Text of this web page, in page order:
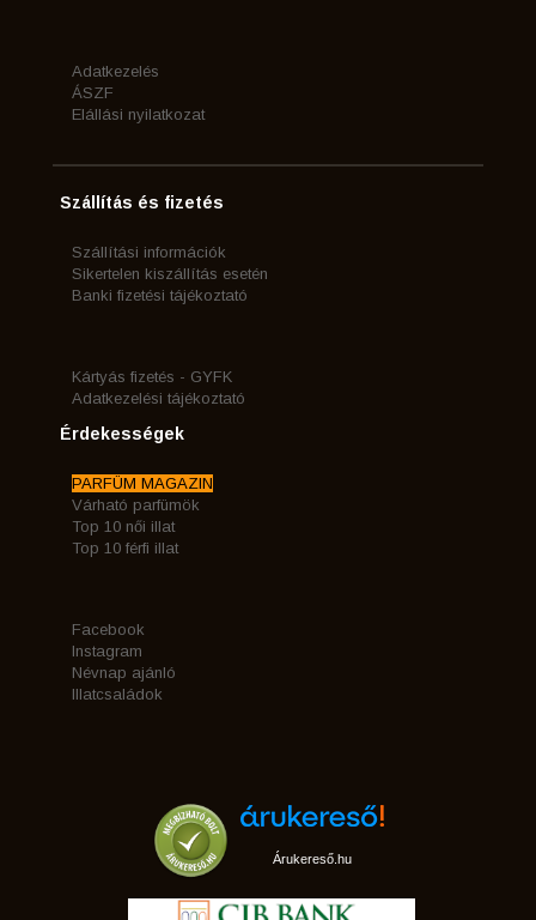
Adatkezelés
ÁSZF
Elállási nyilatkozat
Szállítás és fizetés
Szállítási információk
Sikertelen kiszállítás esetén
Banki fizetési tájékoztató
Kártyás fizetés - GYFK
Adatkezelési tájékoztató
Érdekességek
PARFÜM MAGAZIN
Várható parfümök
Top 10 női illat
Top 10 férfi illat
Facebook
Instagram
Névnap ajánló
Illatcsaládok
Árukereső.hu